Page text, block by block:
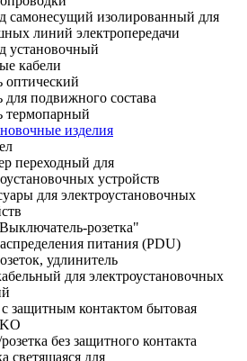
самонесущий изолированный для
линий электропередачи
установочный
кабели
оптический
для подвижного состава
термопарный
изделия
переходный для
устройств
для электроустановочных
розетка"
питания (PDU)
удлинитель
для электроустановочных
защитным контактом бытовая
без защитного контакта
светящаяся для